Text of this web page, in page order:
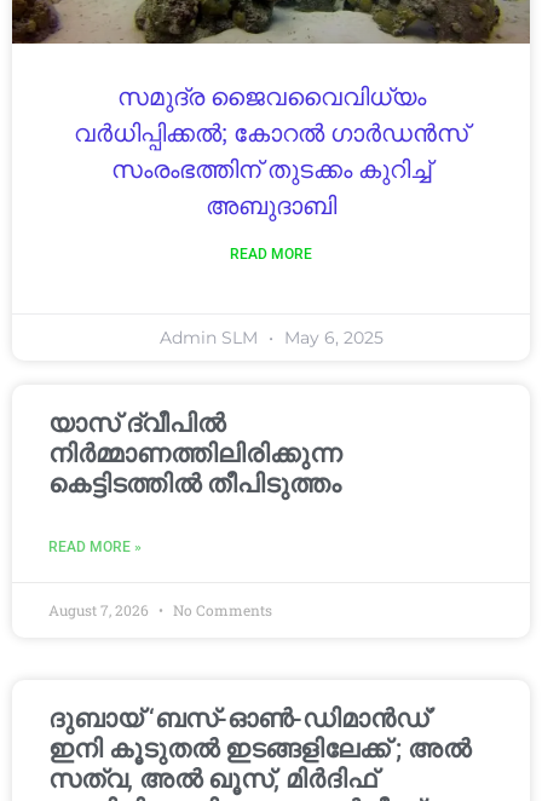
സമുദ്ര ജൈവവൈവിധ്യം
വർധിപ്പിക്കൽ; കോറൽ ഗാർഡൻസ്
സംരംഭത്തിന് തുടക്കം കുറിച്ച്
അബുദാബി
READ MORE
Admin SLM May 6, 2025
യാസ് ദ്വീപിൽ
നിർമ്മാണത്തിലിരിക്കുന്ന
കെട്ടിടത്തിൽ തീപിടുത്തം
READ MORE »
August 7, 2026 No Comments
ദുബായ് ‘ബസ്-ഓൺ-ഡിമാൻഡ്’
ഇനി കൂടുതൽ ഇടങ്ങളിലേക്ക് ; അൽ
സത്വ, അൽ ഖൂസ്, മിർദിഫ്